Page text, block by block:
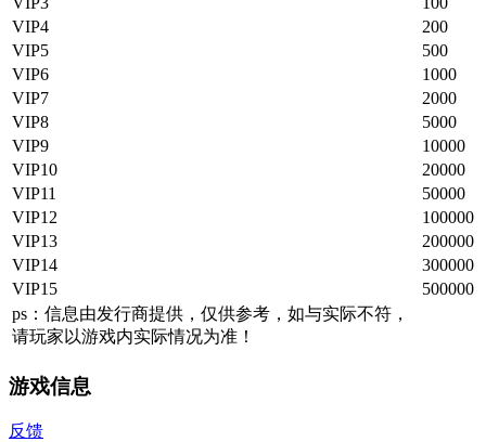
VIP4
200
VIP5
500
VIP6
1000
VIP7
2000
VIP8
5000
VIP9
10000
VIP10
20000
VIP11
50000
VIP12
100000
VIP13
200000
VIP14
300000
VIP15
500000
ps：信息由发行商提供，仅供参考，如与实际不符，
请玩家以游戏内实际情况为准！
游戏信息
反馈